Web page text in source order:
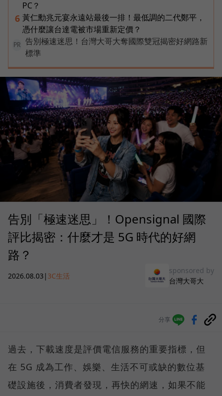
PC？
6 黃仁勳兆元宴永遠站最後一排！最低調的二代鄭平，
憑什麼讓台達電被市場重新定價？
PR
告別極速迷思！台灣大哥大奪國際雙冠揭密好網路新
標準
告別「極速迷思」！Opensignal 國際
評比揭密：什麼才是 5G 時代的好網
路？
2026.08.03 | 3C生活
sponsored by
台灣大哥大
分享
過去，下載速度是評價電信服務的重要指標，但
在 5G 成為工作、娛樂、生活不可或缺的數位基
礎設施後，消費者發現，再快的網速，如果不能